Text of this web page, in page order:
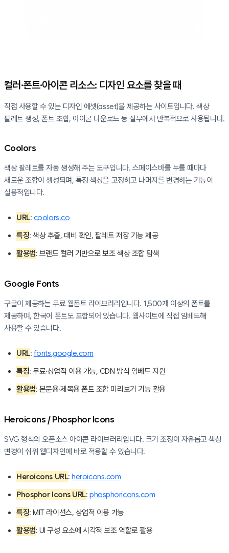
컬러·폰트·아이콘 리소스: 디자인 요소를 찾을 때
직접 사용할 수 있는 디자인 에셋(asset)을 제공하는 사이트입니다. 색상
팔레트 생성, 폰트 조합, 아이콘 다운로드 등 실무에서 반복적으로 사용됩니다.
Coolors
색상 팔레트를 자동 생성해 주는 도구입니다. 스페이스바를 누를 때마다
새로운 조합이 생성되며, 특정 색상을 고정하고 나머지를 변경하는 기능이
실용적입니다.
URL: coolors.co
특징: 색상 추출, 대비 확인, 팔레트 저장 기능 제공
활용법: 브랜드 컬러 기반으로 보조 색상 조합 탐색
Google Fonts
구글이 제공하는 무료 웹폰트 라이브러리입니다. 1,500개 이상의 폰트를
제공하며, 한국어 폰트도 포함되어 있습니다. 웹사이트에 직접 임베드해
사용할 수 있습니다.
URL: fonts.google.com
특징: 무료·상업적 이용 가능, CDN 방식 임베드 지원
활용법: 본문용·제목용 폰트 조합 미리보기 기능 활용
Heroicons / Phosphor Icons
SVG 형식의 오픈소스 아이콘 라이브러리입니다. 크기 조정이 자유롭고 색상
변경이 쉬워 웹디자인에 바로 적용할 수 있습니다.
Heroicons URL:heroicons.com
Phosphor Icons URL:phosphoricons.com
특징: MIT 라이선스, 상업적 이용 가능
활용법: UI 구성 요소에 시각적 보조 역할로 활용